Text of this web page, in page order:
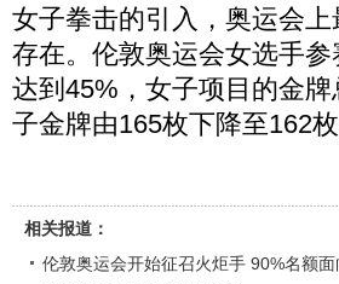
女子拳击的引入，奥运会
存在。伦敦奥运会女选手
达到45%，女子项目的金
子金牌由165枚下降至162枚
相关报道：
伦敦奥运会开始征召火炬手 90%名额